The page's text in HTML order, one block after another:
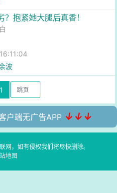
抱紧她大腿后真香！
波
1
户端无广告APP ↓↓↓
网，如有侵权我们将尽快删除。
地图